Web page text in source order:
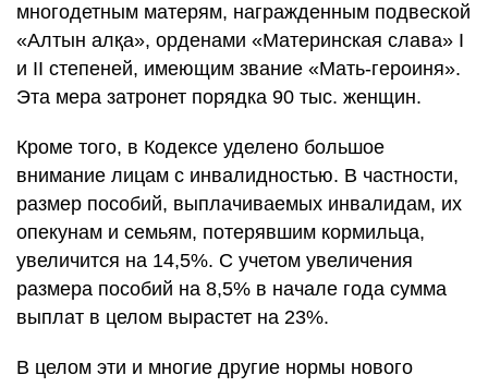
многодетным матерям, награжденным подвеской
«Алтын алқа», орденами «Материнская слава» I
и II степеней, имеющим звание «Мать-героиня».
Эта мера затронет порядка 90 тыс. женщин.
Кроме того, в Кодексе уделено большое
внимание лицам с инвалидностью. В частности,
размер пособий, выплачиваемых инвалидам, их
опекунам и семьям, потерявшим кормильца,
увеличится на 14,5%. С учетом увеличения
размера пособий на 8,5% в начале года сумма
выплат в целом вырастет на 23%.
В целом эти и многие другие нормы нового